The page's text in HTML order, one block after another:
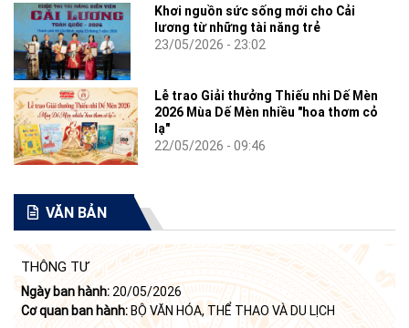
Khơi nguồn sức sống mới cho Cải
lương từ những tài năng trẻ
23/05/2026 - 23:02
Lễ trao Giải thưởng Thiếu nhi Dế Mèn
2026 Mùa Dế Mèn nhiều "hoa thơm cỏ
lạ"
22/05/2026 - 09:46
VĂN BẢN
THÔNG TƯ
Ngày ban hành: 20/05/2026
Cơ quan ban hành:BỘ VĂN HÓA, THỂ THAO VÀ DU LỊCH